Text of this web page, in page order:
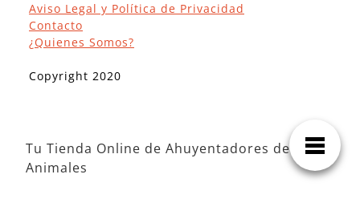
Aviso Legal y Política de Privacidad
Contacto
¿Quienes Somos?
Copyright 2020
Tu Tienda Online de Ahuyentadores de
Animales